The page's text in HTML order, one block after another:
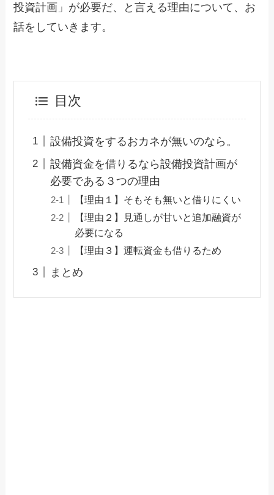
投資計画」が必要だ、と言える理由について、お
話をしていきます。
目次
設備投資をするおカネが無いのなら。
設備資金を借りるなら設備投資計画が
必要である３つの理由
【理由１】そもそも無いと借りにくい
【理由２】見通しが甘いと追加融資が
必要になる
【理由３】運転資金も借りるため
まとめ